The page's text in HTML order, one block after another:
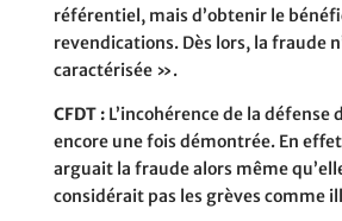
référentiel, mais d’obtenir le
revendications. Dès lors, la fraude
caractérisée ».
CFDT :L’incohérence de la défense
encore une fois démontrée. En
arguait la fraude alors même
considérait pas les grèves comme